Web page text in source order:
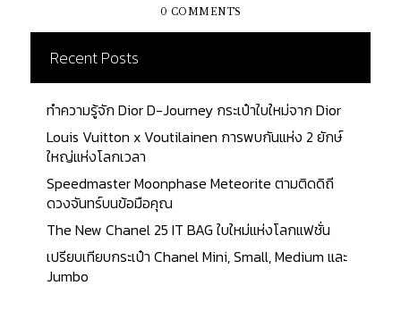
ของ Chanel Boy Bag ทั้งหน้าตา วัสดุ และ hardware
ในแต่ละส่วนของกระเป๋าสุดหรูใบนี้กันค่ะ Chanel Boy
Bag Front Design : ด้านหน้าของกระเป๋า Leather :
วัสดุหนังที่ได้รับความนิยม ได้แก่หนังแกะ Lambskin
Leather และ หนังลูกวัว Caviar Leather CC Push
Lock : เอกลักษณ์ของกระเป๋า Chanel Boy คือ ตัวล็อค
ด้านหน้าของกระเป๋า ที่มีรูปลักษณ์คล้ายกับตัวต่อเลโก้
Diamond-patterned : การตัดเย็บเป็นลายข้าวหลาม
ซึ่งเป็นลายที่เป็นเอกลักษณ์ของ Chanel Box Shape :
กระเป๋าทรงสี่เหลี่ยม รูปร่างคล้ายกล่อง โดยได้รับแรง
บันดาลใจในการออกแบบมาจากกระเป๋าสำหรับใส่กระสุน
ปืนของนักล่าสัตว์ Chunky Chain : สายโซ่สะพายขนาด
ใหญ่ โดยในรุ่นที่เป็นสายโซ่สีทอง ใช้วัสดุจากทองคำ
0 COMMENTS
Recent Posts
ทำความรู้จัก Dior D-Journey กระเป๋าใบใหม่จาก Dior
Louis Vuitton x Voutilainen การพบกันแห่ง 2 ยักษ์
ใหญ่แห่งโลกเวลา
Speedmaster Moonphase Meteorite ตามติดดิถี
ดวงจันทร์บนข้อมือคุณ
The New Chanel 25 IT BAG ใบใหม่แห่งโลกแฟชั่น
เปรียบเทียบกระเป๋า Chanel Mini, Small, Medium และ
Jumbo